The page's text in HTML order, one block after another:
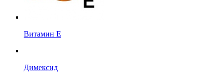
Витамин Е
Димексид